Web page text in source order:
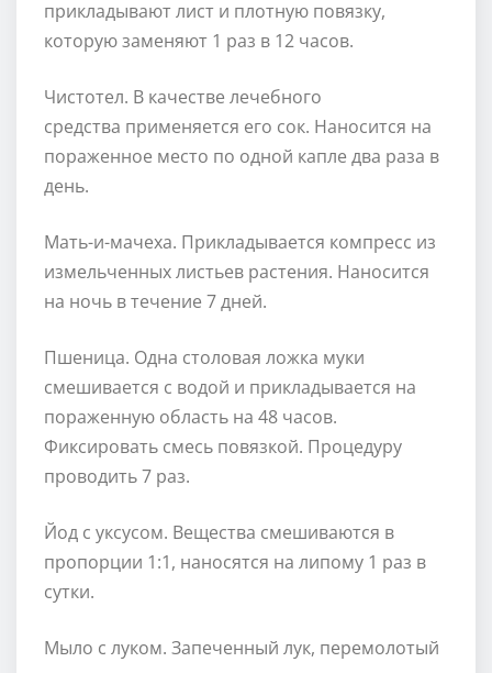
прикладывают лист и плотную повязку,
которую заменяют 1 раз в 12 часов.
Чистотел. В качестве лечебного
средства применяется его сок. Наносится на
пораженное место по одной капле два раза в
день.
Мать-и-мачеха. Прикладывается компресс из
измельченных листьев растения. Наносится
на ночь в течение 7 дней.
Пшеница. Одна столовая ложка муки
смешивается с водой и прикладывается на
пораженную область на 48 часов.
Фиксировать смесь повязкой. Процедуру
проводить 7 раз.
Йод с уксусом. Вещества смешиваются в
пропорции 1:1, наносятся на липому 1 раз в
сутки.
Мыло с луком. Запеченный лук, перемолотый